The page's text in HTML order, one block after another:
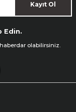
Kayıt Ol
Edin.
olabilirsiniz.